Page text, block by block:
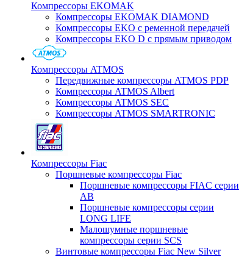
Компрессоры EKOMAK
Компрессоры EKOMAK DIAMOND
Компрессоры EKO c ременной передачей
Компрессоры EKO D с прямым приводом
Компрессоры ATMOS
Передвижные компрессоры ATMOS PDP
Компрессоры ATMOS Albert
Компрессоры ATMOS SEC
Компрессоры ATMOS SMARTRONIC
Компрессоры Fiac
Поршневые компрессоры Fiac
Поршневые компрессоры FIAC серии
AB
Поршневые компрессоры серии
LONG LIFE
Малошумные поршневые
компрессоры серии SCS
Винтовые компрессоры Fiac New Silver